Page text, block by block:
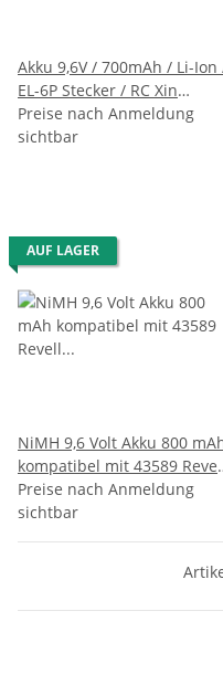
Akku 9,6V / 700mAh / Li-Ion
EL-6P Stecker / RC Xin
Lehong XLH 9116 9115,
Hosim S911 S912 S913
Preise nach Anmeldung
sichtbar
AUF LAGER
NiMH 9,6 Volt Akku 800
kompatibel mit 43589 Revell
24490 …
Preise nach Anmeldung
sichtbar